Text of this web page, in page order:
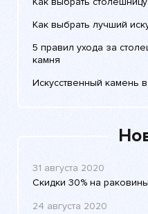
Как выбрать лучший
5 правил ухода за
камня
Искусственный камень
31 августа 2020
Скидки 30% на
24 августа 2020